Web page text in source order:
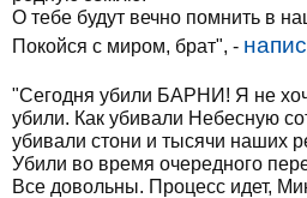
О тебе будут вечно помнить в
Покойся с миром, брат", -
"Сегодня убили БАРНИ! Я не
убили. Как убивали Небесную
убивали стони и тысячи наших
Убили во время очередного
Все довольны. Процесс идет,